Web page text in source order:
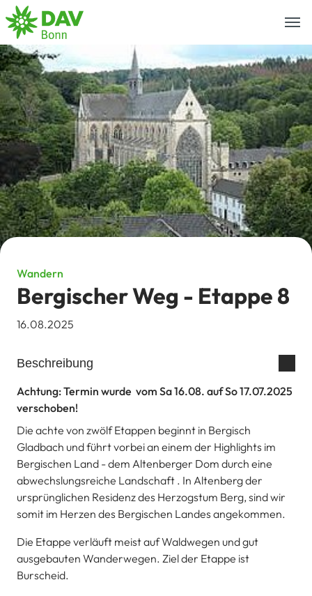
Wandern
Bergischer Weg - Etappe 8
16.08.2025
Beschreibung
Achtung: Termin wurde vom Sa 16.08. auf So 17.07.2025
verschoben!
Die achte von zwölf Etappen beginnt in Bergisch
Gladbach und führt vorbei an einem der Highlights im
Bergischen Land - dem Altenberger Dom durch eine
abwechslungsreiche Landschaft . In Altenberg der
ursprünglichen Residenz des Herzogstum Berg, sind wir
somit im Herzen des Bergischen Landes angekommen.
Die Etappe verläuft meist auf Waldwegen und gut
ausgebauten Wanderwegen. Ziel der Etappe ist
Burscheid.